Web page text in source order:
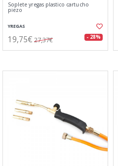
Soplete yregas plastico cartucho
piezo
YREGAS
19,75€ 27,37€ - 28%